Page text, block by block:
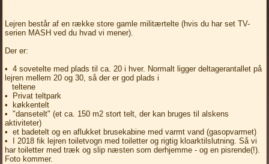
Lejren består af en række store gamle militærtelte (hvis du har set TV-
serien MASH ved du hvad vi mener).
Der er:
• 4 sovetelte med plads til ca. 20 i hver. Normalt ligger deltagerantallet på
lejren mellem 20 og 30, så der er god plads i
teltene
• Privat teltpark
• køkkentelt
• "dansetelt" (et ca. 150 m2 stort telt, der kan bruges til alskens
aktiviteter)
• et badetelt og en aflukket brusekabine med varmt vand (gasopvarmet)
• I 2018 fik lejren toiletvogn med toiletter og rigtig kloarktilslutning. Så vi
har toiletter med træk og slip næsten som derhjemme - og en pisrende(!).
Foto kommer.